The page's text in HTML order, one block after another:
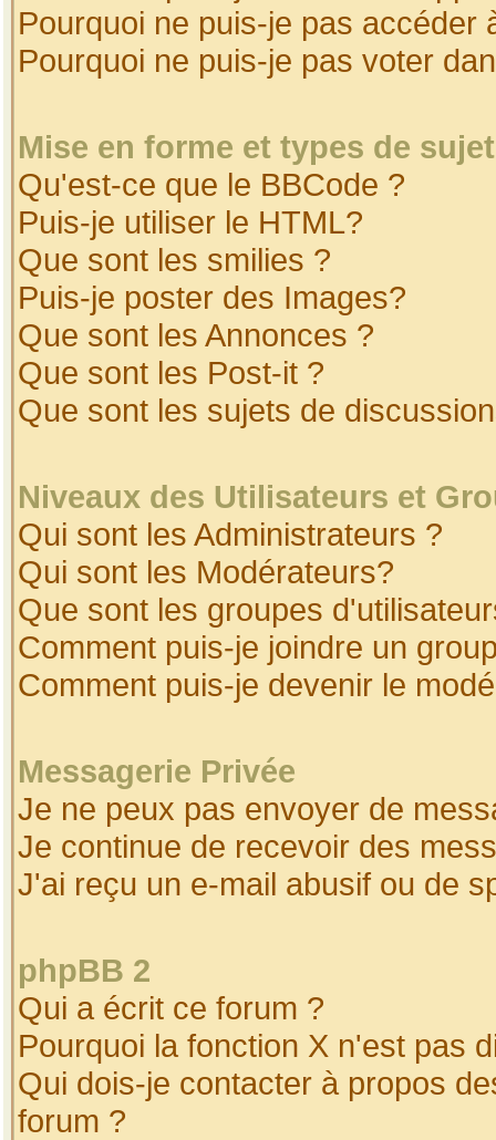
Pourquoi ne puis-je pas accéder
Pourquoi ne puis-je pas voter
Mise en forme et types de
Qu'est-ce que le BBCode ?
Puis-je utiliser le HTML?
Que sont les smilies ?
Puis-je poster des Images?
Que sont les Annonces ?
Que sont les Post-it ?
Que sont les sujets de
Niveaux des Utilisateurs et
Qui sont les Administrateurs ?
Qui sont les Modérateurs?
Que sont les groupes
Comment puis-je joindre un
Comment puis-je devenir le
Messagerie Privée
Je ne peux pas envoyer de
Je continue de recevoir des
J'ai reçu un e-mail abusif ou de
phpBB 2
Qui a écrit ce forum ?
Pourquoi la fonction X n'est pas
Qui dois-je contacter à propos
forum ?